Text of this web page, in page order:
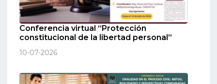
Conferencia virtual “Protección
constitucional de la libertad personal”
10-07-2026